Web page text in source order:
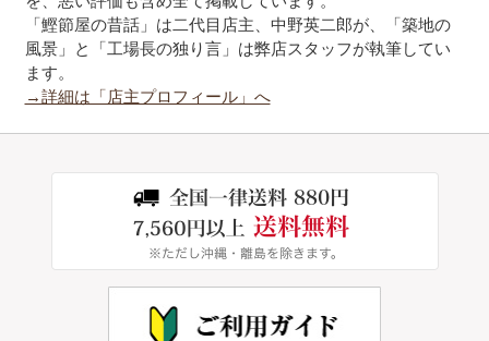
「鰹節屋の昔話」は二代目店主、中野英二郎が、「築地の
風景」と「工場長の独り言」は弊店スタッフが執筆してい
ます。
→詳細は「店主プロフィール」へ